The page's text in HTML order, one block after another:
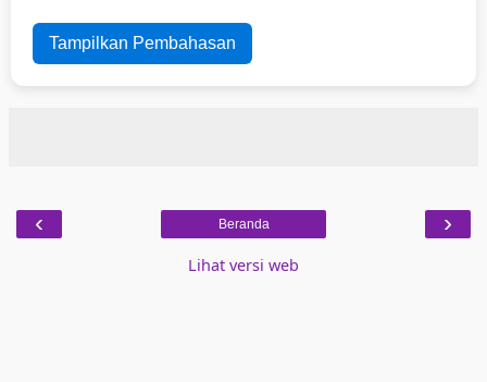
Tampilkan Pembahasan
‹ ›
Beranda
Lihat versi web